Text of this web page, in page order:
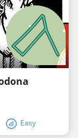
Easy